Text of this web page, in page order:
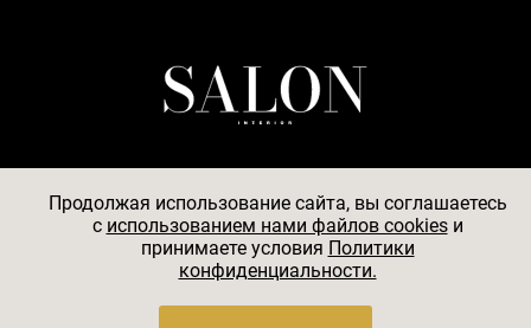
© 2026
АО «БКМ», ОГРН 1027739494584, ИНН 7705056238,
127018, Москва, ул. Полковая, д. 3, стр. 4, помещение I,
Продолжая использование сайта, вы соглашаетесь
c использованием нами файлов cookiesи
принимаете условия Политики
конфиденциальности.